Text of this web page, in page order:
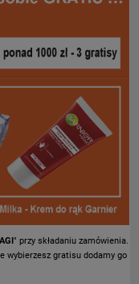
" przy składaniu zamówienia.
wybierzesz gratisu dodamy go